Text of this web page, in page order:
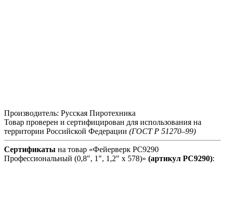
Производитель: Русская Пиротехника
Товар проверен и сертифицирован для использования на
территории Российской Федерации (ГОСТ Р 51270–99)
Сертификаты на товар «Фейерверк РС9290
Профессиональный (0,8″, 1″, 1,2″ х 578)» (артикул РС9290):